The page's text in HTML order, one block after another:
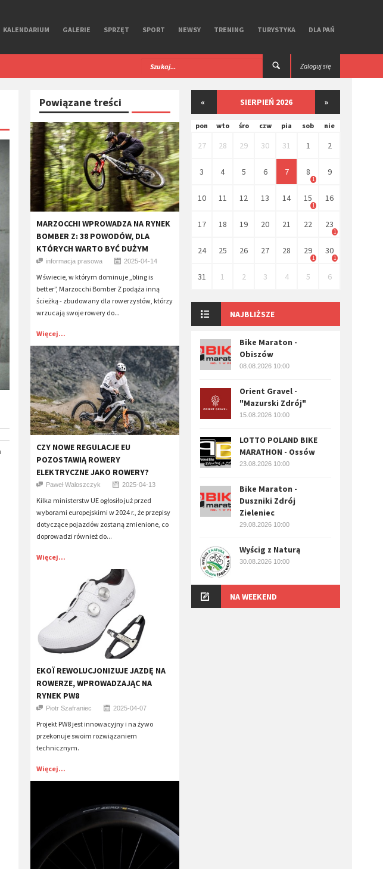
KALENDARIUM GALERIE SPRZĘT SPORT NEWSY TRENING TURYSTYKA DLA PAŃ
i Aerolite od
Wolfpack Gravel Super Speed. Test
​Unbound Gravel 2026. Miłość i
Kansas.
Zaloguj się
Powiązane treści
MARZOCCHI WPROWADZA NA RYNEK
BOMBER Z: 38 POWODÓW, DLA
KTÓRYCH WARTO BYĆ DUŻYM
informacja prasowa 2025-04-14
W świecie, w którym dominuje „bling is
better”, Marzocchi Bomber Z podąża inną
ścieżką - zbudowany dla rowerzystów, którzy
wrzucają swoje rowery do...
Więcej...
CZY NOWE REGULACJE EU
POZOSTAWIĄ ROWERY
ELEKTRYCZNE JAKO ROWERY?
Paweł Waloszczyk 2025-04-13
Kilka ministerstw UE ogłosiło już przed
wyborami europejskimi w 2024 r., że przepisy
dotyczące pojazdów zostaną zmienione, co
doprowadzi również do...
Więcej...
​EKOÏ REWOLUCJONIZUJE JAZDĘ NA
ROWERZE, WPROWADZAJĄC NA
RYNEK PW8
Piotr Szafraniec 2025-04-07
Projekt PW8 jest innowacyjny i na żywo
przekonuje swoim rozwiązaniem
technicznym.
Więcej...
« SIERPIEŃ 2026 »
pon wto śro czw pia sob nie
27 28 29 30 31 1 2
3 4 5 6 7 8
1
9
10 11 12 13 14 15
1
16
17 18 19 20 21 22 23
1
24 25 26 27 28 29
1
30
1
31 1 2 3 4 5 6
NAJBLIŻSZE
Bike Maraton -
Obiszów
08.08.2026 10:00
Orient Gravel -
"Mazurski Zdrój"
15.08.2026 10:00
LOTTO POLAND BIKE
MARATHON - Ossów
23.08.2026 10:00
Bike Maraton -
Duszniki Zdrój
Zieleniec
29.08.2026 10:00
Wyścig z Naturą
30.08.2026 10:00
NA WEEKEND